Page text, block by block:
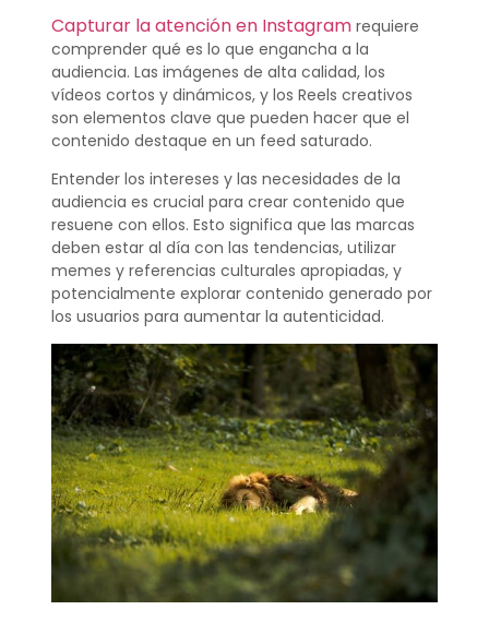
Capturar la atención en Instagramrequiere
comprender qué es lo que engancha a la
audiencia. Las imágenes de alta calidad, los
vídeos cortos y dinámicos, y los Reels creativos
son elementos clave que pueden hacer que el
contenido destaque en un feed saturado.
Entender los intereses y las necesidades de la
audiencia es crucial para crear contenido que
resuene con ellos. Esto significa que las marcas
deben estar al día con las tendencias, utilizar
memes y referencias culturales apropiadas, y
potencialmente explorar contenido generado por
los usuarios para aumentar la autenticidad.